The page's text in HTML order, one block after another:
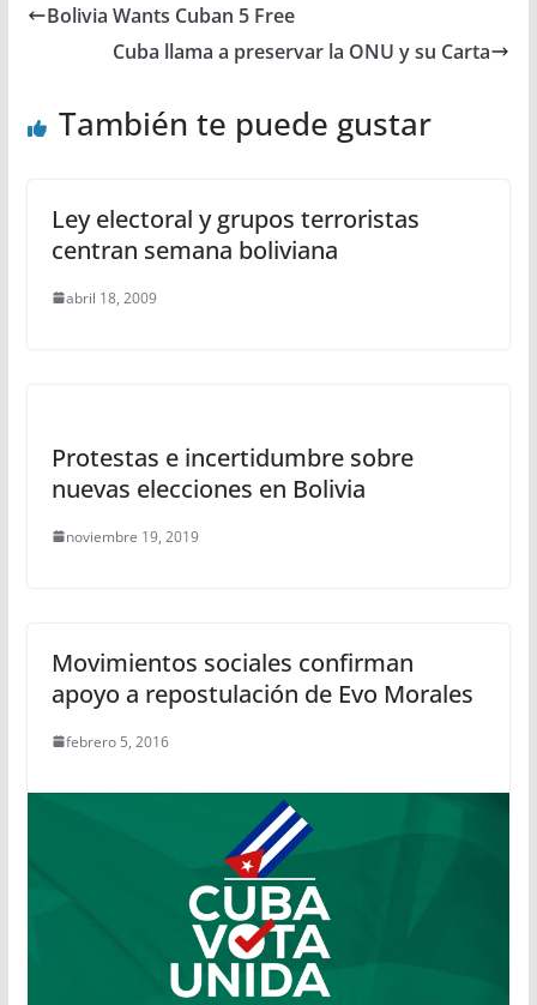
Bolivia Wants Cuban 5 Free
Cuba llama a preservar la ONU y su Carta
También te puede gustar
Ley electoral y grupos terroristas
centran semana boliviana
abril 18, 2009
Protestas e incertidumbre sobre
nuevas elecciones en Bolivia
noviembre 19, 2019
Movimientos sociales confirman
apoyo a repostulación de Evo Morales
febrero 5, 2016